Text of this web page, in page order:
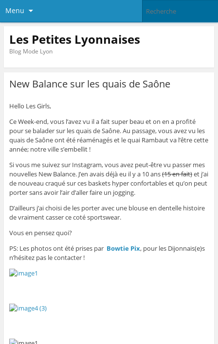
Menu
Les Petites Lyonnaises
Blog Mode Lyon
New Balance sur les quais de Saône
Hello Les Girls,
Ce Week-end, vous l’avez vu il a fait super beau et on en a profité
pour se balader sur les quais de Saône. Au passage, vous avez vu les
quais de Saône ont été réaménagés et le quai Rambaut va l’être cette
année; notre ville s’embellit !
Si vous me suivez sur Instagram, vous avez peut-être vu passer mes
nouvelles New Balance. J’en avais déjà eu il y a 10 ans(15 en fait)et j’ai
de nouveau craqué sur ces baskets hyper confortables et qu’on peut
porter sans avoir l’air d’aller faire un jogging.
D’ailleurs j’ai choisi de les porter avec une blouse en dentelle histoire
de vraiment casser ce coté sportswear.
Vous en pensez quoi?
PS: Les photos ont été prises par Bowtie Pix, pour les Dijonnais(e)s
n’hésitez pas le contacter !